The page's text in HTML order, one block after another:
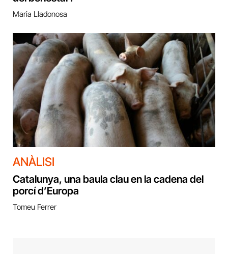
Maria Lladonosa
ANÀLISI
Catalunya, una baula clau en la cadena del
porcí d’Europa
Tomeu Ferrer